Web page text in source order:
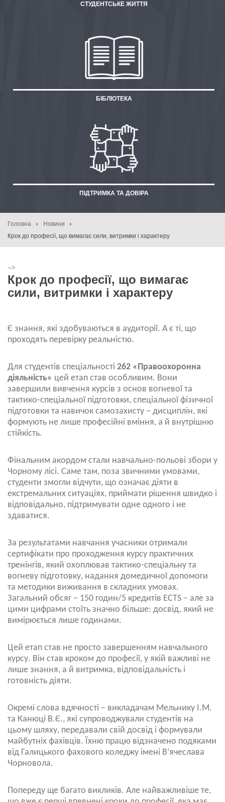
СТУДЕНТСЬКЕ ЖИТТЯ
БІБЛІОТЕКА
ПІДТРИМКА ТА ДОВІРА
Головна
Новини
Крок до професії, що вимагає сили, витримки і характеру
-->
Крок до професії, що вимагає
сили, витримки і характеру
Є знання, які здобуваються в аудиторії. А є ті, що
проходять перевірку реальністю.
Для студентів спеціальності 262 «Правоохоронна
діяльність» цей етап став особливим. Вони
завершили вивчення курсів з основ вогневої та
тактико-спеціальної підготовки, спеціальної фізичної
підготовки та навичок самозахисту – дисциплін, які
формують не лише професійні вміння, а й внутрішню
стійкість.
Фінальним акордом стали навчально-польові збори у
Чорному лісі. Саме там, поза звичними умовами,
студенти змогли відчути, що означає діяти в
екстремальних ситуаціях, приймати рішення швидко і
відповідально, підтримувати одне одного і не
здаватися.
За результатами навчання учасники отримали
сертифікати про проходження курсу практичних
тренінгів, який охоплював тактико-спеціальну та
вогневу підготовку, надання домедичної допомоги
та методики виживання в складних умовах.
Загальний обсяг – 150 годин/5 кредитів ECTS – але за
цими цифрами стоїть значно більше: досвід, який не
вимірюється лише годинами.
Цей етап став не просто завершенням навчального
курсу. Він став кроком до професії, у якій важливі не
лише знання, а й витримка, відповідальність і
готовність діяти.
Окремі слова вдячності – викладачам Мельнику І.М.
та Канюці В.Є., які супроводжували студентів на
цьому шляху, передавали свій досвід і формували
майбутніх фахівців. Їхню працю відзначено подяками
від Галицького фахового коледжу імені В’ячеслава
Чорновола.
Попереду ще багато викликів. Але найважливіше те,